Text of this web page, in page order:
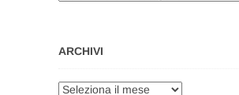
ARCHIVI
Archivi